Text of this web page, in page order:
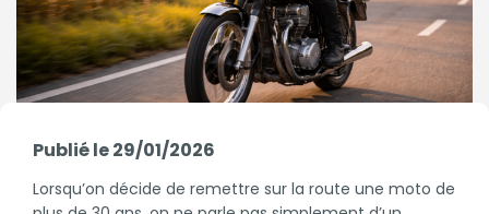
Publié le 29/01/2026
Lorsqu’on décide de remettre sur la route une moto de